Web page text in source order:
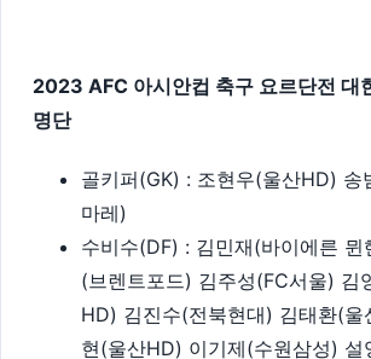
2023 AFC 아시안컵 축구 요르단전 대
명단
골키퍼(GK) : 조현우(울산HD) 송
마레)
수비수(DF) : 김민재(바이에른 뮌
(브렌트포드) 김주성(FC서울) 김
HD) 김진수(전북현대) 김태환(울
현(울산HD) 이기제(수원삼성) 설